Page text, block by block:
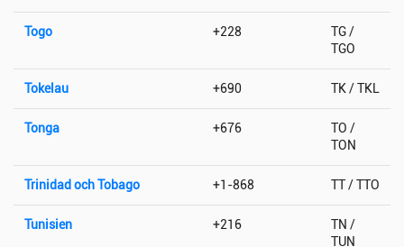
Togo +228
TG /
TGO
Tokelau +690 TK / TKL
Tonga +676
TO /
TON
Trinidad och Tobago +1-868 TT / TTO
Tunisien +216
TN /
TUN